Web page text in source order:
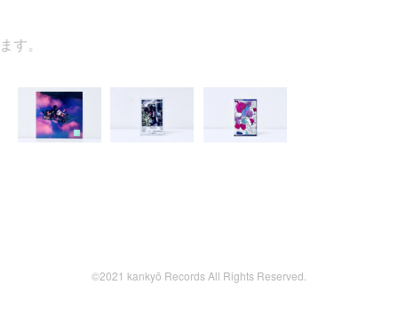
。
©2021 kankyō Records All Rights Reserved.